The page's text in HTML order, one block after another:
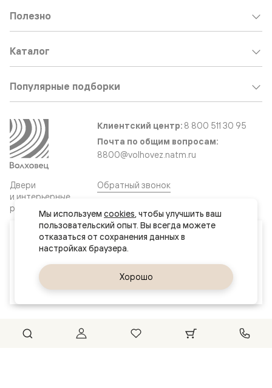
Ваш город
Нур-Султан (Астана)
Двери
и интерьерные
решения
Полезно
Каталог
Популярные подборки
Клиентский центр: 8 800 511 30 95
Почта по общим вопросам:
8800@volhovez.natm.ru
Обратный звонок
Сайт не является публичной офертой
Правовая информация
Дизайн сайта совместно с агентством
Супрематика
Мы используем cookies, чтобы улучшить ваш
пользовательский опыт. Вы всегда можете
отказаться от сохранения данных в
Хорошо